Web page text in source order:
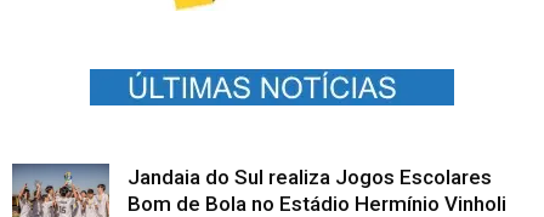
Jandaia do Sul realiza Jogos Escolares
Bom de Bola no Estádio Hermínio Vinholi